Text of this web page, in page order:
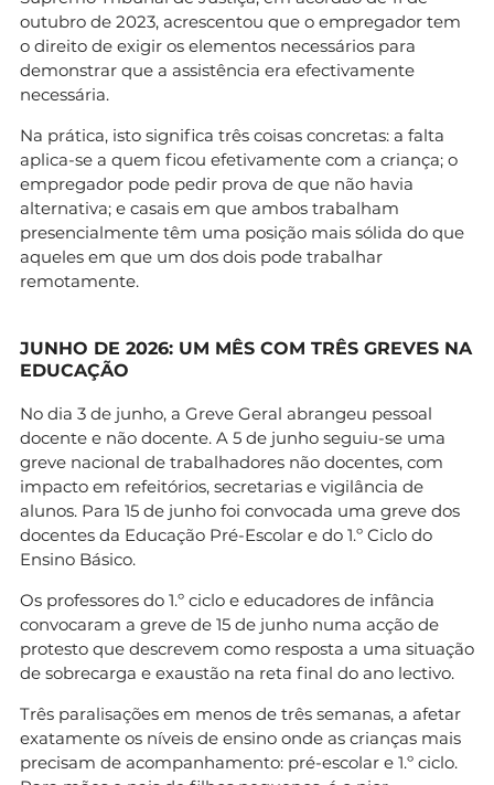
outubro de 2023, acrescentou que o empregador tem
o direito de exigir os elementos necessários para
demonstrar que a assistência era efectivamente
necessária.
Na prática, isto significa três coisas concretas: a falta
aplica-se a quem ficou efetivamente com a criança; o
empregador pode pedir prova de que não havia
alternativa; e casais em que ambos trabalham
presencialmente têm uma posição mais sólida do que
aqueles em que um dos dois pode trabalhar
remotamente.
JUNHO DE 2026: UM MÊS COM TRÊS GREVES NA
EDUCAÇÃO
No dia 3 de junho, a Greve Geral abrangeu pessoal
docente e não docente. A 5 de junho seguiu-se uma
greve nacional de trabalhadores não docentes, com
impacto em refeitórios, secretarias e vigilância de
alunos. Para 15 de junho foi convocada uma greve dos
docentes da Educação Pré-Escolar e do 1.º Ciclo do
Ensino Básico.
Os professores do 1.º ciclo e educadores de infância
convocaram a greve de 15 de junho numa acção de
protesto que descrevem como resposta a uma situação
de sobrecarga e exaustão na reta final do ano lectivo.
Três paralisações em menos de três semanas, a afetar
exatamente os níveis de ensino onde as crianças mais
precisam de acompanhamento: pré-escolar e 1.º ciclo.